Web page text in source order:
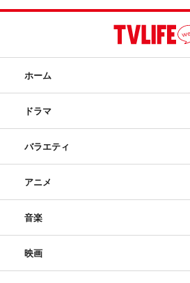
ホーム
ドラマ
バラエティ
アニメ
音楽
映画